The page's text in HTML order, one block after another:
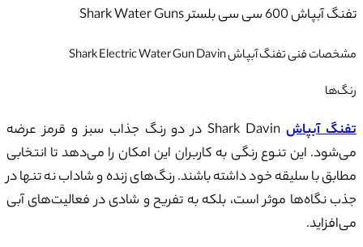
تفنگ آبپاش 600 سی سی بلستر Shark Water Guns
مشخصات فنی تفنگ آبپاش Shark Electric Water Gun Davin
رنگ‌ها
تفنگ آبپاش
Shark Davin در دو رنگ جذاب سبز و قرمز عرضه
می‌شود. این تنوع رنگی به کاربران این امکان را می‌دهد تا انتخابی
مطابق با سلیقه خود داشته باشند. رنگ‌های زنده و شاداب نه تنها در
جذب نگاه‌ها موثر است، بلکه به تفریح و شادی در فعالیت‌های آبی
می‌افزاید.